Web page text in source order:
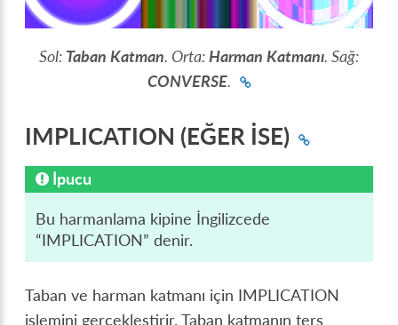
Sol: Taban Katman. Orta: Harman Katmanı. Sağ:
CONVERSE.
IMPLICATION (EĞER İSE)
İpucu
Bu harmanlama kipine İngilizcede
“IMPLICATION” denir.
Taban ve harman katmanı için IMPLICATION
işlemini gerçekleştirir. Taban katmanın ters